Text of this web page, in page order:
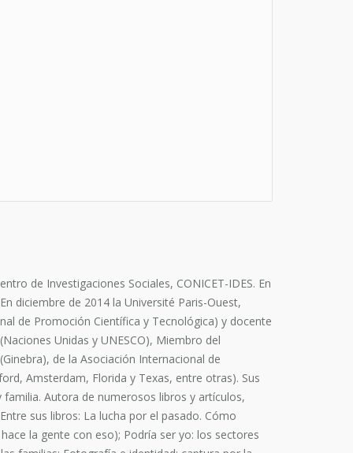
de Investigaciones Sociales, CONICET-IDES. En
diciembre de 2014 la Université Paris-Ouest,
de Promoción Científica y Tecnológica) y docente
Unidas y UNESCO), Miembro del
de la Asociación Internacional de
Amsterdam, Florida y Texas, entre otras). Sus
Autora de numerosos libros y artículos,
sus libros: La lucha por el pasado. Cómo
la gente con eso); Podría ser yo: los sectores